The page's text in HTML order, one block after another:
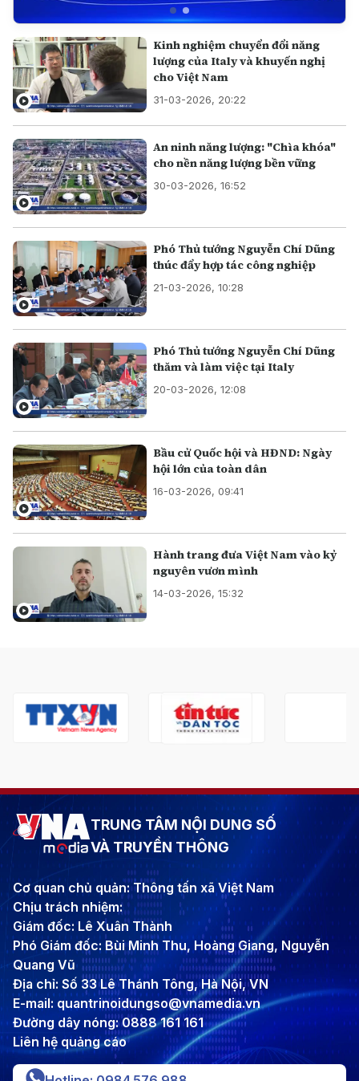
Kinh nghiệm chuyển đổi năng
lượng của Italy và khuyến nghị
cho Việt Nam
31-03-2026, 20:22
An ninh năng lượng: "Chìa khóa"
cho nền năng lượng bền vững
30-03-2026, 16:52
Phó Thủ tướng Nguyễn Chí Dũng
thúc đẩy hợp tác công nghiệp
21-03-2026, 10:28
Phó Thủ tướng Nguyễn Chí Dũng
thăm và làm việc tại Italy
20-03-2026, 12:08
Bầu cử Quốc hội và HĐND: Ngày
hội lớn của toàn dân
16-03-2026, 09:41
Hành trang đưa Việt Nam vào kỷ
nguyên vươn mình
14-03-2026, 15:32
TRUNG TÂM NỘI DUNG SỐ
VÀ TRUYỀN THÔNG
Cơ quan chủ quản: Thông tấn xã Việt Nam
Chịu trách nhiệm:
Giám đốc: Lê Xuân Thành
Phó Giám đốc: Bùi Minh Thu, Hoàng Giang, Nguyễn
Quang Vũ
Địa chỉ: Số 33 Lê Thánh Tông, Hà Nội, VN
E-mail: quantrinoidungso@vnamedia.vn
Đường dây nóng: 0888 161 161
Liên hệ quảng cáo